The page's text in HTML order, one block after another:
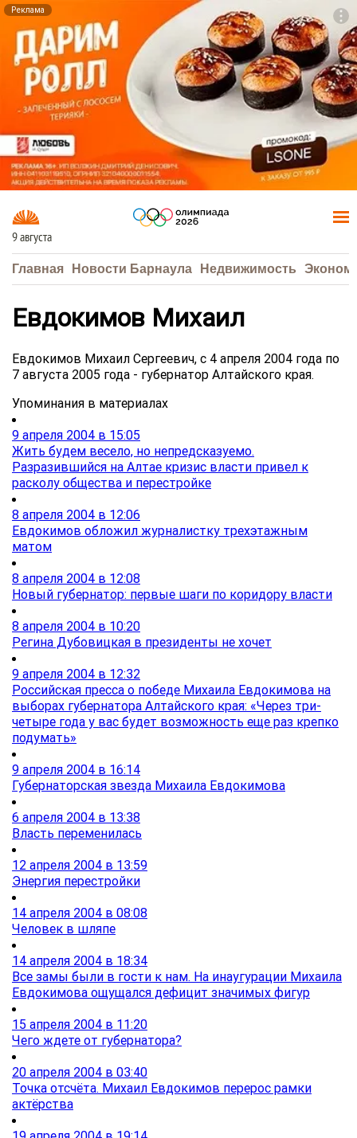
Реклама
9 августа
Главная Новости Барнаула Недвижимость
Евдокимов Михаил
Евдокимов Михаил Сергеевич, с 4 апреля 2004 года по
7 августа 2005 года - губернатор Алтайского края.
Упоминания в материалах
9 апреля 2004 в 15:05
Жить будем весело, но непредсказуемо.
Разразившийся на Алтае кризис власти привел к
расколу общества и перестройке
8 апреля 2004 в 12:06
Евдокимов обложил журналистку трехэтажным
матом
8 апреля 2004 в 12:08
Новый губернатор: первые шаги по коридору власти
8 апреля 2004 в 10:20
Регина Дубовицкая в президенты не хочет
9 апреля 2004 в 12:32
Российская пресса о победе Михаила Евдокимова на
выборах губернатора Алтайского края: «Через три-
четыре года у вас будет возможность еще раз крепко
подумать»
9 апреля 2004 в 16:14
Губернаторская звезда Михаила Евдокимова
6 апреля 2004 в 13:38
Власть переменилась
12 апреля 2004 в 13:59
Энергия перестройки
14 апреля 2004 в 08:08
Человек в шляпе
14 апреля 2004 в 18:34
Все замы были в гости к нам. На инаугурации Михаила
Евдокимова ощущался дефицит значимых фигур
15 апреля 2004 в 11:20
Чего ждете от губернатора?
20 апреля 2004 в 03:40
Точка отсчёта. Михаил Евдокимов перерос рамки
актёрства